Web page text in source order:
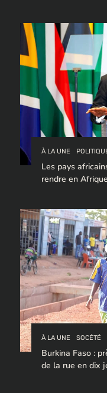
À LA UNE
Les pays
rendre en
À LA UNE SOCÉTÉ
Burkina Faso :
de la rue en dix